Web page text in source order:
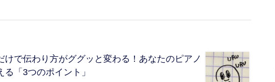
けで伝わり方がググッと変わる！あなたのピアノ
「3つのポイント」